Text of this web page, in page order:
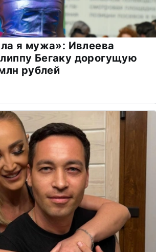
я мужа»: Ивлеева
Бегаку дорогущую
рублей